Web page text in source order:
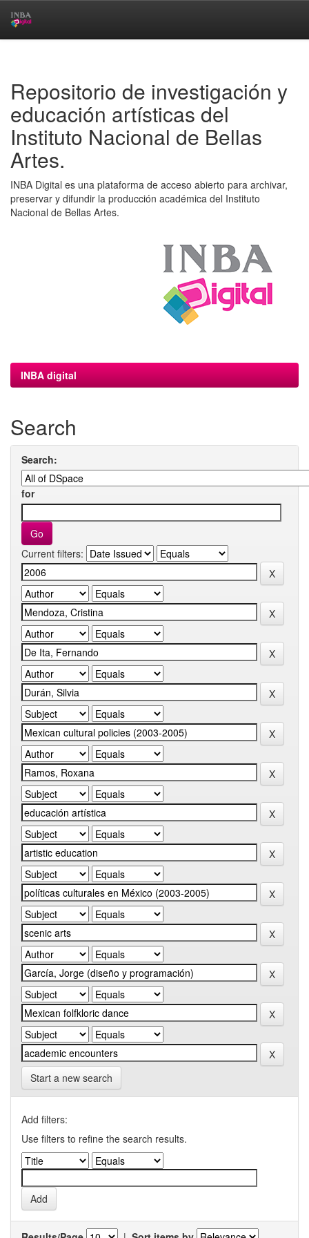
Repositorio de investigación y
educación artísticas del
Instituto Nacional de Bellas
Artes.
INBA Digital es una plataforma de acceso abierto para archivar,
preservar y difundir la producción académica del Instituto
Nacional de Bellas Artes.
INBA digital
Search
Search:
for
Current filters:
Start a new search
Add filters:
Use filters to refine the search results.